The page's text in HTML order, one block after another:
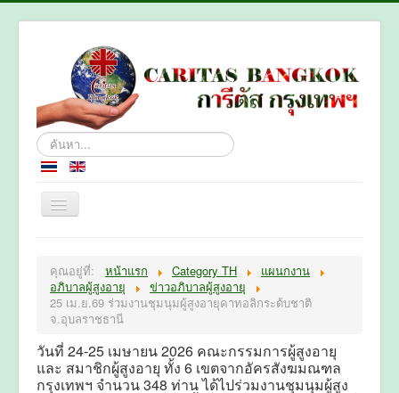
ค้นหา...
เกี่ยวกับเรา
แผนกงาน
ติดต่อเรา
คุณอยู่ที่: หน้าแรก Category TH
แผนกงาน
อภิบาลผู้สูงอายุ
ข่าวอภิบาลผู้สูงอายุ
25 เม.ย.69 ร่วมงานชุมนุมผู้สูงอายุคาทอลิกระด้บชาติ
จ.อุบลราชธานี
วันที่ 24-25 เมษายน 2026 คณะกรรมการผู้สูงอายุ
และ สมาชิกผู้สูงอายุ ทั้ง 6 เขตจากอัครสังฆมณฑล
กรุงเทพฯ จำนวน 348 ท่าน ได้ไปร่วมงานชุมนุมผู้สูง